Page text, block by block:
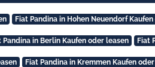
Fiat Pandina in Hohen Neuendorf
Pandina in Berlin Kaufen oder leasen Fiat
Fiat Pandina in Kremmen Kaufen